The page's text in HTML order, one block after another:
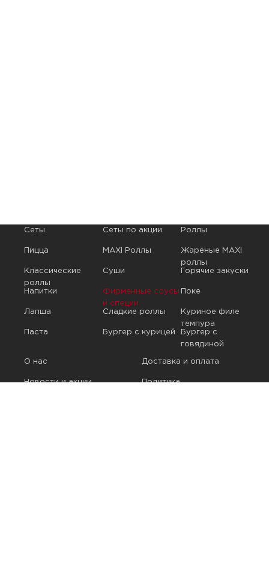
Сеты Сеты по акции Роллы
Пицца MAXI Роллы
Жареные MAXI
роллы
Классические
роллы
Суши Горячие закуски
Напитки
Фирменные соусы
и специи
Поке
Лапша Сладкие роллы
Куриное филе
темпура
Паста
Бургер с курицей
Бургер с
говядиной
О нас Доставка и оплата
Новости и акции
Политика